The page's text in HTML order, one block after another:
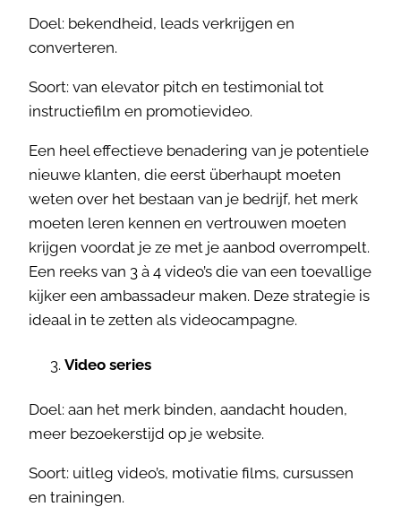
Doel: bekendheid, leads verkrijgen en
converteren.
Soort: van elevator pitch en testimonial tot
instructiefilm en promotievideo.
Een heel effectieve benadering van je potentiele
nieuwe klanten, die eerst überhaupt moeten
weten over het bestaan van je bedrijf, het merk
moeten leren kennen en vertrouwen moeten
krijgen voordat je ze met je aanbod overrompelt.
Een reeks van 3 à 4 video’s die van een toevallige
kijker een ambassadeur maken. Deze strategie is
ideaal in te zetten als videocampagne.
Video series
Doel: aan het merk binden, aandacht houden,
meer bezoekerstijd op je website.
Soort: uitleg video’s, motivatie films, cursussen
en trainingen.